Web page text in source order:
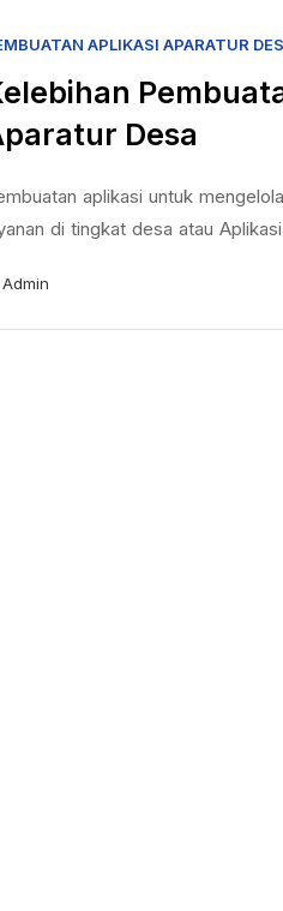
APLIKASI APARATUR
Desa
aplikasi untuk
di tingkat desa atau
Admin